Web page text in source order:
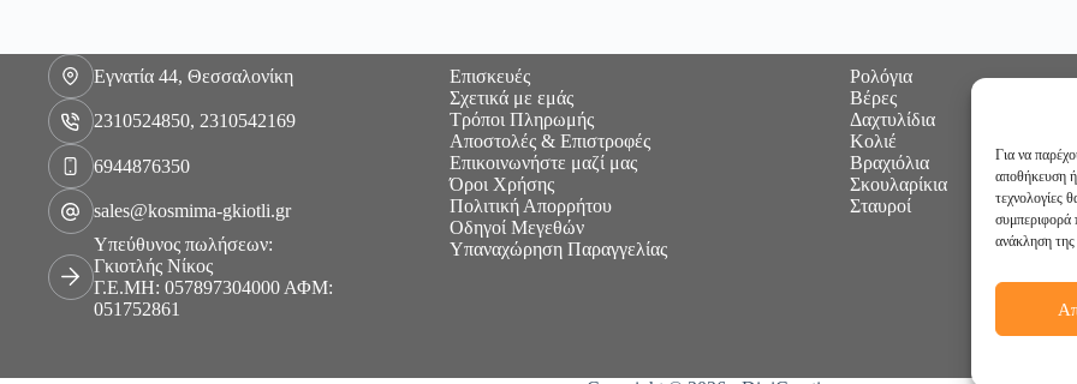
Για να
αποθήκευση
τεχνολογίες
συμπεριφορά
ανάκληση της
Εγνατία 44, Θεσσαλονίκη
2310524850, 2310542169
6944876350
sales@kosmima-gkiotli.gr
Υπεύθυνος πωλήσεων:
Γκιοτλής Νίκος
Γ.Ε.ΜΗ: 057897304000 ΑΦΜ:
051752861
Επισκευές
Σχετικά με εμάς
Τρόποι Πληρωμής
Αποστολές & Επιστροφές
Επικοινωνήστε μαζί μας
Όροι Χρήσης
Πολιτική Απορρήτου
Οδηγοί Μεγεθών
Υπαναχώρηση Παραγγελίας
Ρολόγια
Βέρες
Δαχτυλίδια
Κολιέ
Βραχιόλια
Σκουλαρίκια
Σταυροί